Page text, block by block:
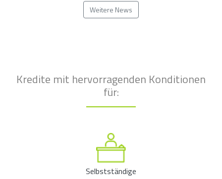
Weitere News
Kredite mit hervorragenden Konditionen
für:
Selbstständige